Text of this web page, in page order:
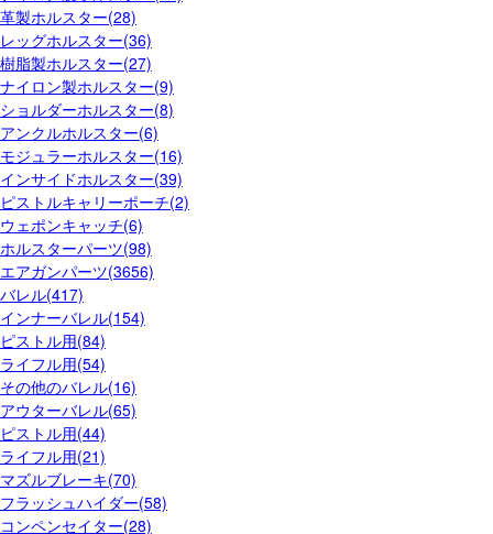
革製ホルスター(28)
レッグホルスター(36)
樹脂製ホルスター(27)
ナイロン製ホルスター(9)
ショルダーホルスター(8)
アンクルホルスター(6)
モジュラーホルスター(16)
インサイドホルスター(39)
ピストルキャリーポーチ(2)
ウェポンキャッチ(6)
ホルスターパーツ(98)
エアガンパーツ(3656)
バレル(417)
インナーバレル(154)
ピストル用(84)
ライフル用(54)
その他のバレル(16)
アウターバレル(65)
ピストル用(44)
ライフル用(21)
マズルブレーキ(70)
フラッシュハイダー(58)
コンペンセイター(28)